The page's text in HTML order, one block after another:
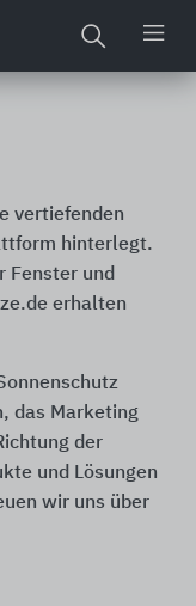
vertiefenden
hinterlegt.
Fenster und
erhalten
das Marketing
der
und Lösungen
wir uns über